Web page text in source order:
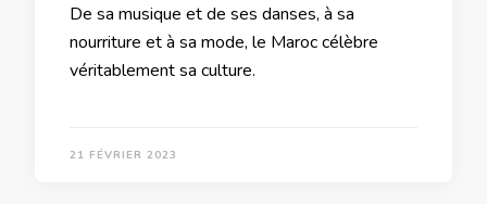
De sa musique et de ses danses, à sa
nourriture et à sa mode, le Maroc célèbre
véritablement sa culture.
21 FÉVRIER 2023